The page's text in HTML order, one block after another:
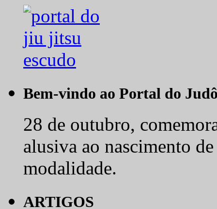
Bem-vindo ao Portal do
28 de outubro,
alusiva ao nascimento
modalidade.
ARTIGOS